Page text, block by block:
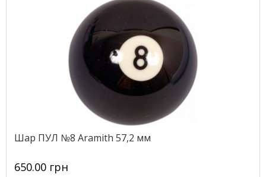
Шар ПУЛ №8 Aramith 57,2 мм
650.00 грн